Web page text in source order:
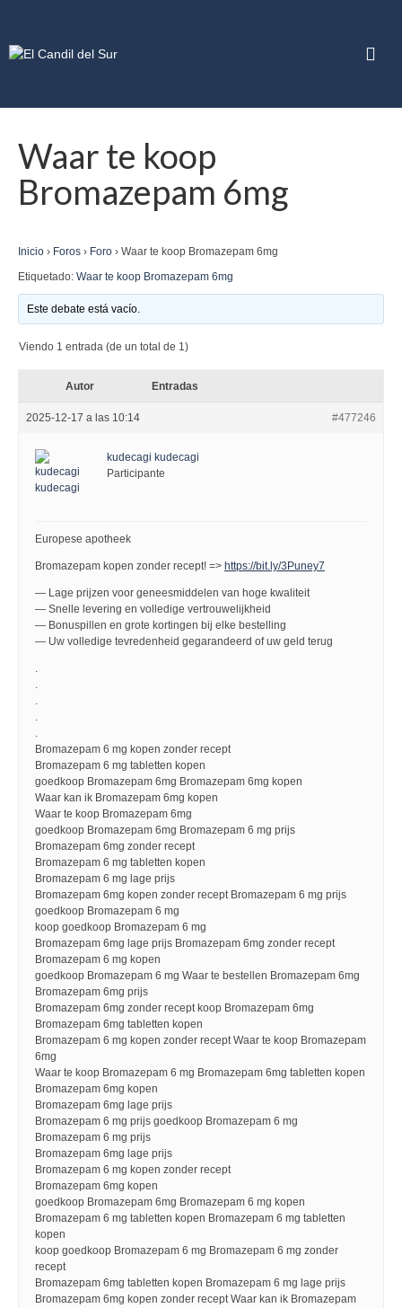
Waar te koop
Bromazepam 6mg
Inicio › Foros › Foro › Waar te koop Bromazepam 6mg
Etiquetado: Waar te koop Bromazepam 6mg
Este debate está vacío.
Viendo 1 entrada (de un total de 1)
Autor Entradas
2025-12-17 a las 10:14 #477246
kudecagi kudecagi
Participante
Europese apotheek
Bromazepam kopen zonder recept! => https://bit.ly/3Puney7
— Lage prijzen voor geneesmiddelen van hoge kwaliteit
— Snelle levering en volledige vertrouwelijkheid
— Bonuspillen en grote kortingen bij elke bestelling
— Uw volledige tevredenheid gegarandeerd of uw geld terug
.
.
.
.
.
Bromazepam 6 mg kopen zonder recept
Bromazepam 6 mg tabletten kopen
goedkoop Bromazepam 6mg Bromazepam 6mg kopen
Waar kan ik Bromazepam 6mg kopen
Waar te koop Bromazepam 6mg
goedkoop Bromazepam 6mg Bromazepam 6 mg prijs
Bromazepam 6mg zonder recept
Bromazepam 6 mg tabletten kopen
Bromazepam 6 mg lage prijs
Bromazepam 6mg kopen zonder recept Bromazepam 6 mg prijs
goedkoop Bromazepam 6 mg
koop goedkoop Bromazepam 6 mg
Bromazepam 6mg lage prijs Bromazepam 6mg zonder recept
Bromazepam 6 mg kopen
goedkoop Bromazepam 6 mg Waar te bestellen Bromazepam 6mg
Bromazepam 6mg prijs
Bromazepam 6mg zonder recept koop Bromazepam 6mg
Bromazepam 6mg tabletten kopen
Bromazepam 6 mg kopen zonder recept Waar te koop Bromazepam
6mg
Waar te koop Bromazepam 6 mg Bromazepam 6mg tabletten kopen
Bromazepam 6mg kopen
Bromazepam 6mg lage prijs
Bromazepam 6 mg prijs goedkoop Bromazepam 6 mg
Bromazepam 6 mg prijs
Bromazepam 6mg lage prijs
Bromazepam 6 mg kopen zonder recept
Bromazepam 6mg kopen
goedkoop Bromazepam 6mg Bromazepam 6 mg kopen
Bromazepam 6 mg tabletten kopen Bromazepam 6 mg tabletten
kopen
koop goedkoop Bromazepam 6 mg Bromazepam 6 mg zonder
recept
Bromazepam 6mg tabletten kopen Bromazepam 6 mg lage prijs
Bromazepam 6mg kopen zonder recept Waar kan ik Bromazepam